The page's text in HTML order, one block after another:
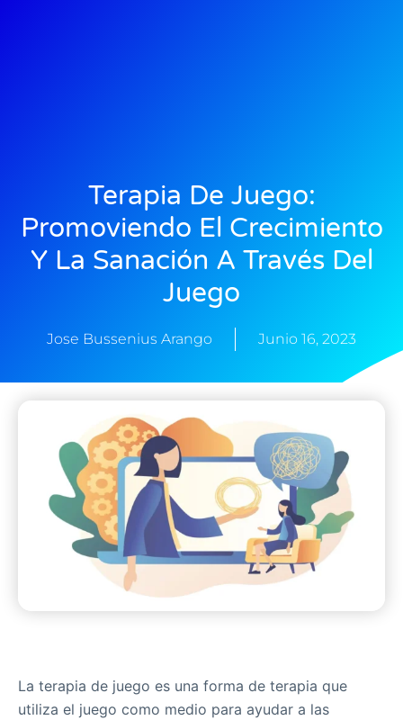
Terapia De Juego:
Promoviendo El Crecimiento
Y La Sanación A Través Del
Juego
Jose Bussenius Arango Junio 16, 2023
La terapia de juego es una forma de terapia que
utiliza el juego como medio para ayudar a las